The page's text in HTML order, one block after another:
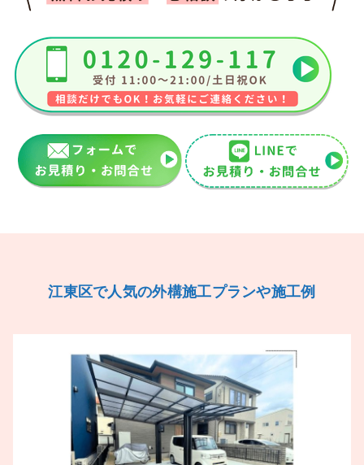
江東区で人気の外構施工プランや施工例